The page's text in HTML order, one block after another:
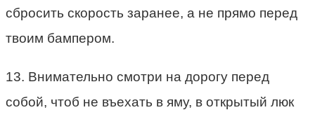
сбросить скорость заранее, а не прямо перед
твоим бампером.
13. Внимательно смотри на дорогу перед
собой, чтоб не въехать в яму, в открытый люк